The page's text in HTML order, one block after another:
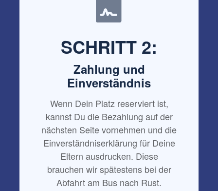
SCHRITT 2:
Zahlung und
Einverständnis
Wenn Dein Platz reserviert ist,
kannst Du die Bezahlung auf der
nächsten Seite vornehmen und die
Einverständniserklärung für Deine
Eltern ausdrucken. Diese
brauchen wir spätestens bei der
Abfahrt am Bus nach Rust.